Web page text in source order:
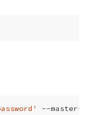
--master-